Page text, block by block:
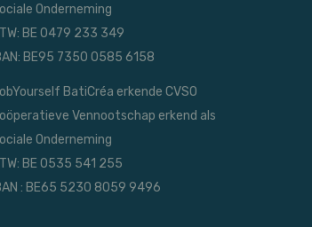
Onderneming
BE 0479 233 349
BE95 7350 0585 6158
BatiCréa erkende CVSO
Vennootschap erkend als
Onderneming
BE 0535 541 255
: BE65 5230 8059 9496